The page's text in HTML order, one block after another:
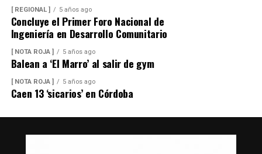
[ REGIONAL ] 5 años ago
Concluye el Primer Foro Nacional de
Ingeniería en Desarrollo Comunitario
[ NOTA ROJA ] 5 años ago
Balean a ‘El Marro’ al salir de gym
[ NOTA ROJA ] 5 años ago
Caen 13 ‘sicarios’ en Córdoba